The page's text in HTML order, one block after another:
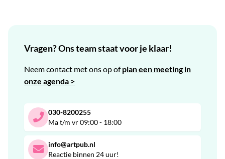
Vragen? Ons team staat voor je klaar!
Neem contact met ons op ofplan een meeting in
onze agenda >
030-8200255
Ma t/m vr 09:00 - 18:00
info@artpub.nl
Reactie binnen 24 uur!